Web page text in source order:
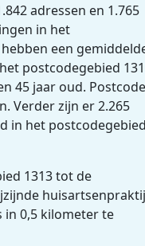
adressen en 1.765
in het
een
postcodegebied
45 jaar oud. Postcode
Verder zijn er 2.265
in het postcodegebied
1313 tot de
in 0,5 kilometer te